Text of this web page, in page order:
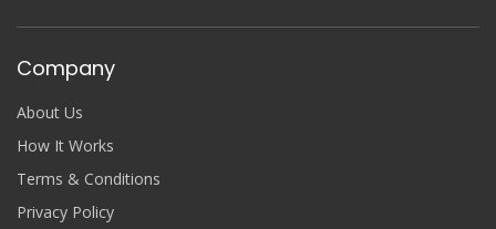
Company
About Us
How It Works
Terms & Conditions
Privacy Policy